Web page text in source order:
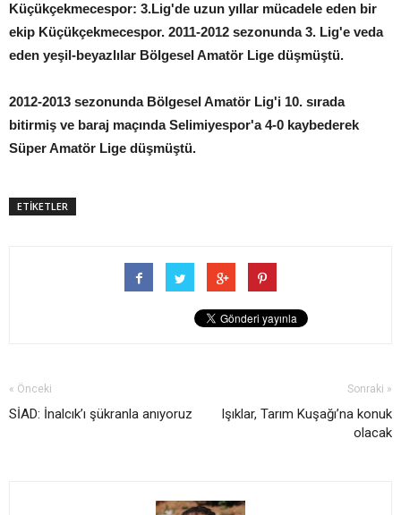
Küçükçekmecespor: 3.Lig'de uzun yıllar mücadele eden bir
ekip Küçükçekmecespor. 2011-2012 sezonunda 3. Lig'e veda
eden yeşil-beyazlılar Bölgesel Amatör Lige düşmüştü.
2012-2013 sezonunda Bölgesel Amatör Lig'i 10. sırada
bitirmiş ve baraj maçında Selimiyespor'a 4-0 kaybederek
Süper Amatör Lige düşmüştü.
ETİKETLER
« Önceki
SİAD: İnalcık’ı şükranla anıyoruz
Sonraki »
Işıklar, Tarım Kuşağı’na konuk
olacak